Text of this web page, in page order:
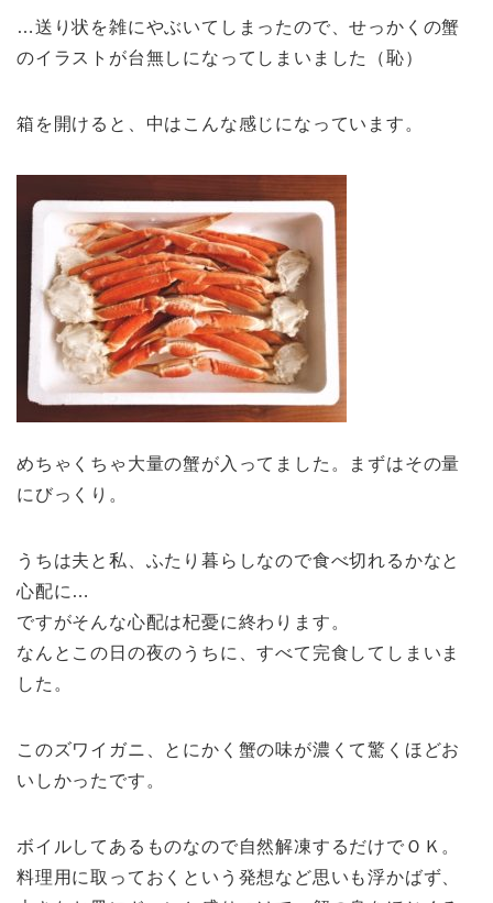
…送り状を雑にやぶいてしまったので、せっかくの蟹
のイラストが台無しになってしまいました（恥）
箱を開けると、中はこんな感じになっています。
めちゃくちゃ大量の蟹が入ってました。まずはその量
にびっくり。
うちは夫と私、ふたり暮らしなので食べ切れるかなと
心配に…
ですがそんな心配は杞憂に終わります。
なんとこの日の夜のうちに、すべて完食してしまいま
した。
このズワイガニ、とにかく蟹の味が濃くて驚くほどお
いしかったです。
ボイルしてあるものなので自然解凍するだけでＯＫ。
料理用に取っておくという発想など思いも浮かばず、